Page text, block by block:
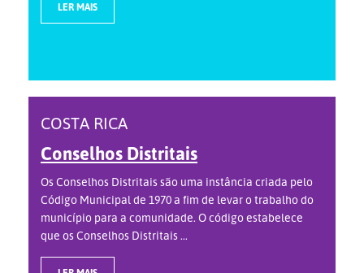
LER MAIS
COSTA RICA
Conselhos Distritais
Os Conselhos Distritais são uma instância criada pelo
Código Municipal de 1970 a fim de levar o trabalho do
município para a comunidade. O código estabelece
que os Conselhos Distritais ...